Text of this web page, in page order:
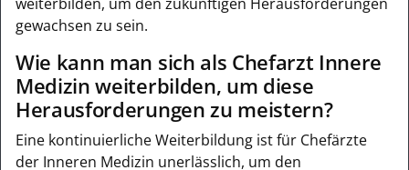
gewachsen zu sein.
Wie kann man sich als Chefarzt Innere
Medizin weiterbilden, um diese
Herausforderungen zu meistern?
Eine kontinuierliche Weiterbildung ist für Chefärzte
der Inneren Medizin unerlässlich, um den